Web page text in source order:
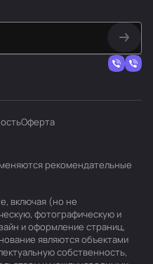
Оферта
рекомендательные
включая (но не
фотографическую и
и оформление страниц,
являются объектами
собственность,